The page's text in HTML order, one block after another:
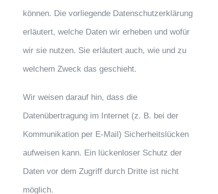
können. Die vorliegende Datenschutzerklärung
erläutert, welche Daten wir erheben und wofür
wir sie nutzen. Sie erläutert auch, wie und zu
welchem Zweck das geschieht.
Wir weisen darauf hin, dass die
Datenübertragung im Internet (z. B. bei der
Kommunikation per E-Mail) Sicherheitslücken
aufweisen kann. Ein lückenloser Schutz der
Daten vor dem Zugriff durch Dritte ist nicht
möglich.